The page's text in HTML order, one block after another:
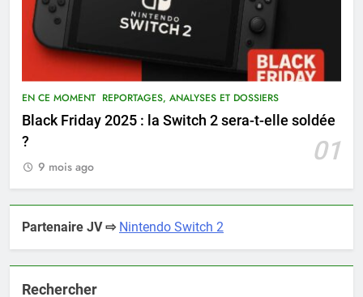
EN CE MOMENT REPORTAGES, ANALYSES ET DOSSIERS
Black Friday 2025 : la Switch 2 sera-t-elle soldée
?
01
9 mois ago
Partenaire JV ⇨ Nintendo Switch 2
Rechercher